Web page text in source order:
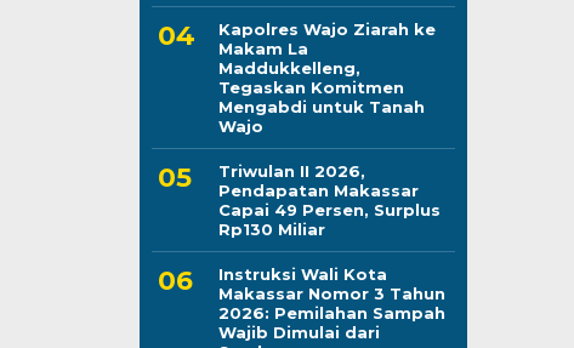
Kapolres Wajo Ziarah ke
Makam La
Maddukkelleng,
Tegaskan Komitmen
Mengabdi untuk Tanah
Wajo
Triwulan II 2026,
Pendapatan Makassar
Capai 49 Persen, Surplus
Rp130 Miliar
Instruksi Wali Kota
Makassar Nomor 3 Tahun
2026: Pemilahan Sampah
Wajib Dimulai dari